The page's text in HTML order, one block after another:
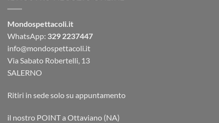
Mondospettacoli.it
WhatsApp: 329 2237447
info@mondospettacoli.it
Via Sabato Robertelli, 13
SALERNO
Ritiri in sede solo su appuntamento
il nostro POINT a Ottaviano (NA)